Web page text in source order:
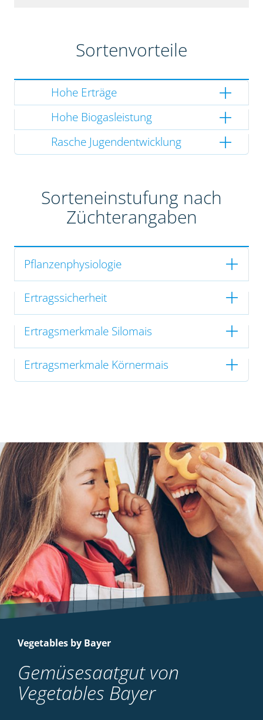
Sortenvorteile
Hohe Erträge
Hohe Biogasleistung
Rasche Jugendentwicklung
Sorteneinstufung nach
Züchterangaben
Pflanzenphysiologie
Ertragssicherheit
Ertragsmerkmale Silomais
Ertragsmerkmale Körnermais
Vegetables by Bayer
Gemüsesaatgut von
Vegetables Bayer